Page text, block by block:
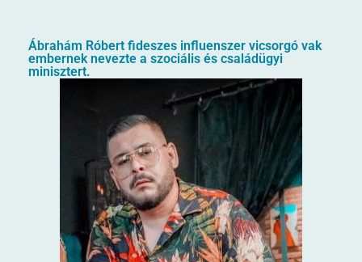
Ábrahám Róbert fideszes influenszer vicsorgó vak
embernek nevezte a szociális és családügyi
minisztert.